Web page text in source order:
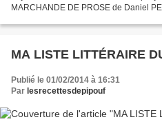
MARCHANDE DE PROSE de Daniel
MA LISTE LITTÉRAIRE
Publié le 01/02/2014 à 16:31
Par lesrecettesdepipouf